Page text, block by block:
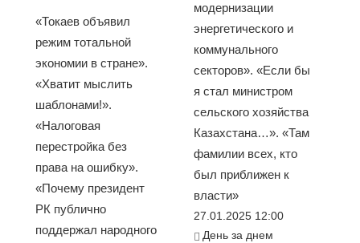
«Токаев объявил
режим тотальной
экономии в стране».
«Хватит мыслить
шаблонами!».
«Налоговая
перестройка без
права на ошибку».
«Почему президент
РК публично
поддержал народного
модернизации
энергетического и
коммунального
секторов». «Если бы
я стал министром
сельского хозяйства
Казахстана…». «Там
фамилии всех, кто
был приближен к
власти»
27.01.2025 12:00
День за днем